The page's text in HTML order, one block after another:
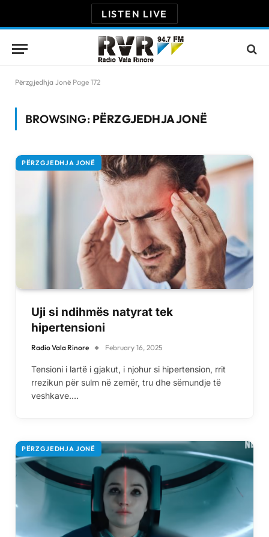
LISTEN LIVE
Përzgjedhja Jonë Page 172
BROWSING: PËRZGJEDHJA JONË
PËRZGJEDHJA JONË
Uji si ndihmës natyrat tek
hipertensioni
Radio Vala Rinore February 16, 2025
Tensioni i lartë i gjakut, i njohur si hipertension, rrit
rrezikun për sulm në zemër, tru dhe sëmundje të
veshkave.…
PËRZGJEDHJA JONË